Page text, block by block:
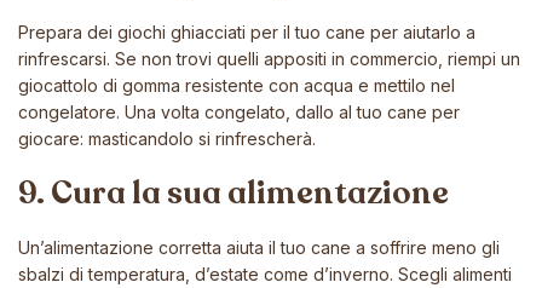
Prepara dei giochi ghiacciati per il tuo cane per aiutarlo a
rinfrescarsi. Se non trovi quelli appositi in commercio, riempi un
giocattolo di gomma resistente con acqua e mettilo nel
congelatore. Una volta congelato, dallo al tuo cane per
giocare: masticandolo si rinfrescherà.
9. Cura la sua alimentazione
Un’alimentazione corretta aiuta il tuo cane a soffrire meno gli
sbalzi di temperatura, d’estate come d’inverno. Scegli alimenti